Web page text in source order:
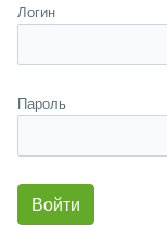
Логин
Пароль